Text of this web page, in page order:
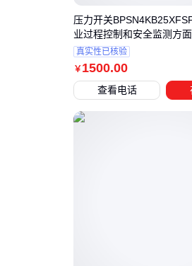
￥ 1500.00
压力开关
业过程控制和安全监测方面
真实性已核验
查看电话